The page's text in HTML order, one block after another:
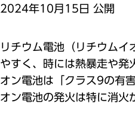
2024年10⽉15⽇ 公開
リチウム電池（リチウムイ
やすく、時には熱暴⾛や発
オン電池は「クラス9の有
オン電池の発⽕は特に消⽕